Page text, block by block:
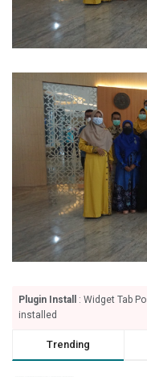
Plugin Install
: Widget Tab
installed
Trending